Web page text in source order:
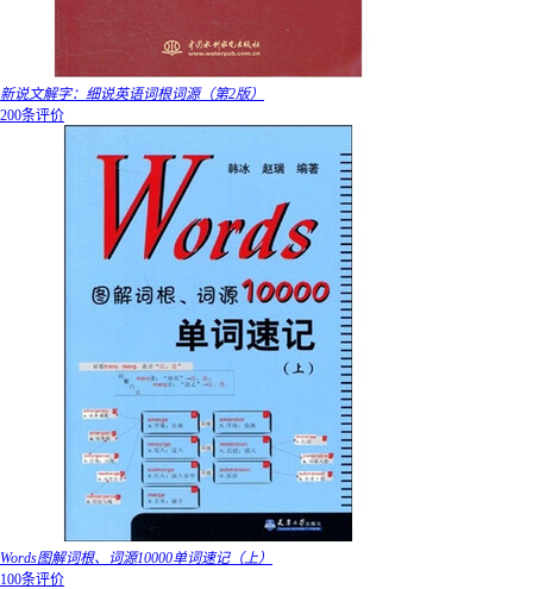
新说文解字：细说英语词根词源（第2版）
200条评价
Words图解词根、词源10000单词速记（上）
100条评价